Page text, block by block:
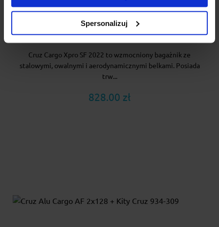
Spersonalizuj
CRUZ Cargo Xpro 2022 SF 3 x 130 + Kity Cruz 934-
409
Cruz Cargo Xpro SF 2022 to wzmocniony bagażnik ze
stalowymi, owalnymi i aerodynamicznymi belkami. Posiada
trw...
828.00 zł